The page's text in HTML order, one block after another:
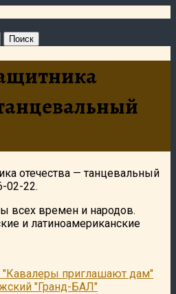
отечества — танцевальный
02-22.
всех времен и народов.
и латиноамериканские
"Кавалеры приглашают дам"
"Гранд-БАЛ"